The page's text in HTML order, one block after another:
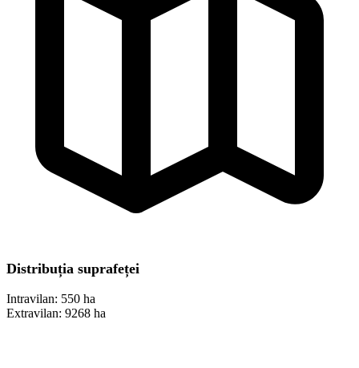
Distribuția suprafeței
Intravilan: 550 ha
Extravilan: 9268 ha